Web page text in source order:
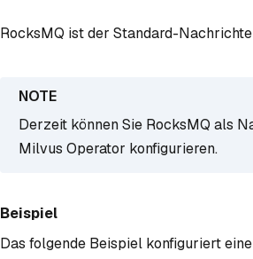
RocksMQ ist der Standard-
Derzeit können Sie RocksMQ als
Milvus Operator konfigurieren.
Beispiel
Das folgende Beispiel konfiguriert